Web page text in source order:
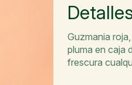
Guzmania
pluma en caja
frescura